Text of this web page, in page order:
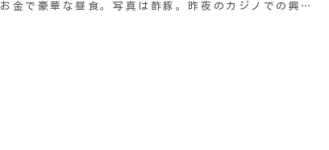
お金で豪華な昼食。写真は酢豚。昨夜のカジノでの興奮